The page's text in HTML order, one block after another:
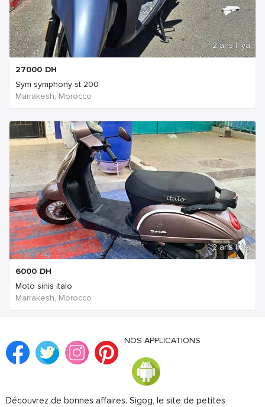
2 ans Il ya
27000 DH
Sym symphony st 200
Marrakesh, Morocco
2 ans Il ya
6000 DH
Moto sinis italo
Marrakesh, Morocco
NOS APPLICATIONS
Découvrez de bonnes affaires. Sigog, le site de petites